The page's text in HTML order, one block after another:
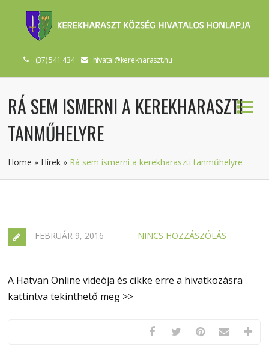
(37) 541 434 hivatal@kerekharaszt.hu
RÁ SEM ISMERNI A KEREKHARASZTI
TANMŰHELYRE
Home » Hírek » Rá sem ismerni a kerekharaszti tanműhelyre
FEBRUÁR 9, 2016 NINCS HOZZÁSZÓLÁS
A Hatvan Online videója és cikke erre a hivatkozásra
kattintva tekinthető meg >>